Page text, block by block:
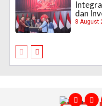
dan
8 August